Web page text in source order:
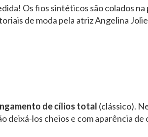
Os fios sintéticos são colados na
de moda pela atriz Angelina
de cílios total (clássico).
deixá-los cheios e com aparência de